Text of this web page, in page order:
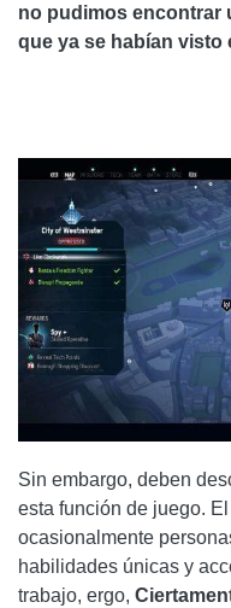
no pudimos encontrar
que ya se habían visto
Sin embargo, deben
esta función de juego.
ocasionalmente
habilidades únicas y
trabajo, ergo,